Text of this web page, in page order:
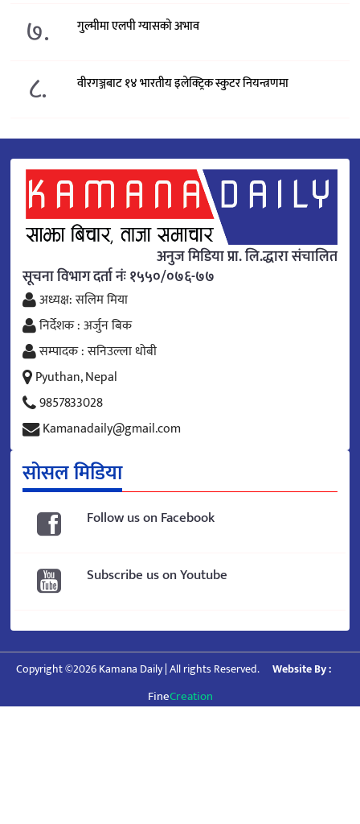
७. गुल्मीमा एलपी ग्यासको अभाव
८. वीरगञ्जबाट १४ भारतीय इलेक्ट्रिक स्कुटर नियन्त्रणमा
अनुज मिडिया प्रा. लि.द्धारा संचालित
सूचना विभाग दर्ता नंः १५५०/०७६-७७
अध्यक्ष: सलिम मिया
निर्देशक : अर्जुन बिक
सम्पादक : सनिउल्ला धोबी
Pyuthan, Nepal
9857833028
Kamanadaily@gmail.com
सोसल मिडिया
Follow us on Facebook
Subscribe us on Youtube
Copyright ©2026 Kamana Daily | All rights Reserved. Website By :
FineCreation